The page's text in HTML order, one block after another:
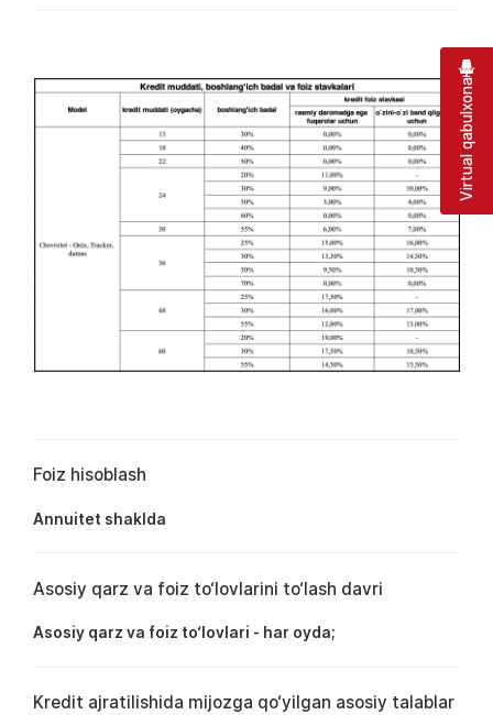
Foiz hisoblash
Annuitet shaklda
Asosiy qarz va foiz to‘lovlarini to‘lash davri
Asosiy qarz va foiz to‘lovlari - har oyda;
Kredit ajratilishida mijozga qo‘yilgan asosiy talablar
Virtual qabulxona